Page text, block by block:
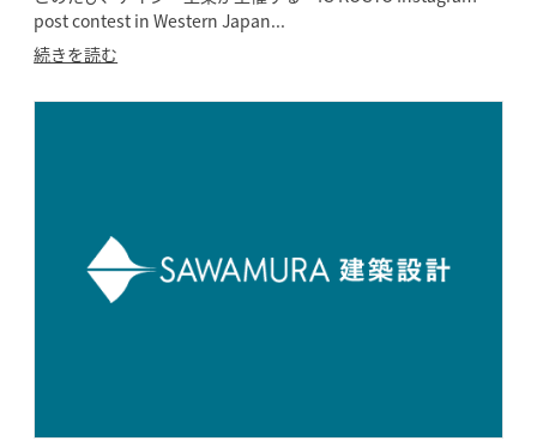
post contest in Western Japan...
続きを読む